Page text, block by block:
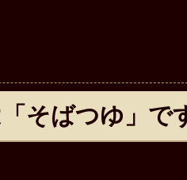
そばつゆ」で